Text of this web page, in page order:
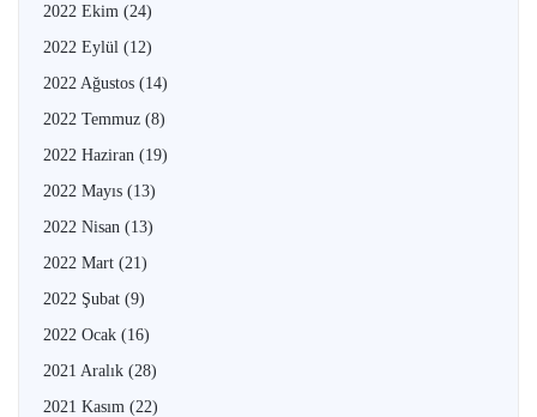
2022 Ekim (24)
2022 Eylül (12)
2022 Ağustos (14)
2022 Temmuz (8)
2022 Haziran (19)
2022 Mayıs (13)
2022 Nisan (13)
2022 Mart (21)
2022 Şubat (9)
2022 Ocak (16)
2021 Aralık (28)
2021 Kasım (22)